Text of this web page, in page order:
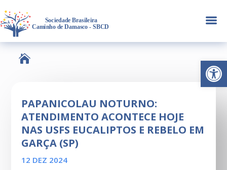
Abrir
a

PAPANICOLAU NOTURNO:
ATENDIMENTO ACONTECE HOJE
NAS USFS EUCALIPTOS E REBELO EM
GARÇA (SP)
12 DEZ 2024